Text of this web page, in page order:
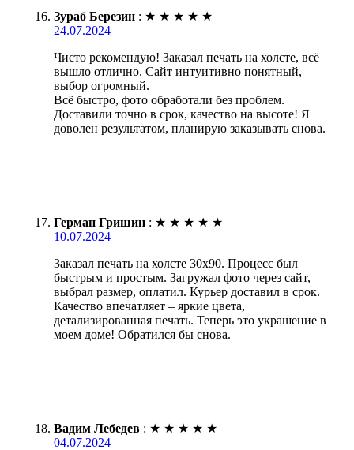
Зураб Березин : ★ ★ ★ ★ ★
24.07.2024
Чисто рекомендую! Заказал печать на холсте, всё
вышло отлично. Сайт интуитивно понятный,
выбор огромный.
Всё быстро, фото обработали без проблем.
Доставили точно в срок, качество на высоте! Я
доволен результатом, планирую заказывать снова.
Герман Гришин : ★ ★ ★ ★ ★
10.07.2024
Заказал печать на холсте 30х90. Процесс был
быстрым и простым. Загружал фото через сайт,
выбрал размер, оплатил. Курьер доставил в срок.
Качество впечатляет – яркие цвета,
детализированная печать. Теперь это украшение в
моем доме! Обратился бы снова.
Вадим Лебедев : ★ ★ ★ ★ ★
04.07.2024